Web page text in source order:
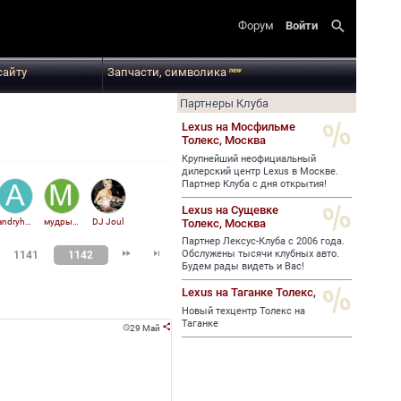
Форум Войти search
Запчасти, символикаnew
DJ Joul
1141 1142  
29 Май 
Партнеры Клуба
Lexus на Мосфильме
Толекс, Москва
Крупнейший неофициальный
дилерский центр Lexus в Москве.
Партнер Клуба с дня открытия!
Lexus на Сущевке
Толекс, Москва
Партнер Лексус-Клуба с 2006 года.
Обслужены тысячи клубных авто.
Будем рады видеть и Вас!
Lexus на Таганке Толекс,
Новый техцентр Толекс на
Таганке